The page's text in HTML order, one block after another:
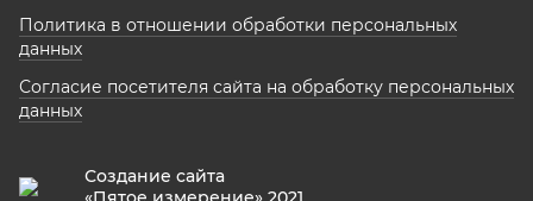
Политика в отношении обработки персональных
данных
Согласие посетителя сайта на обработку персональных
данных
Создание сайта